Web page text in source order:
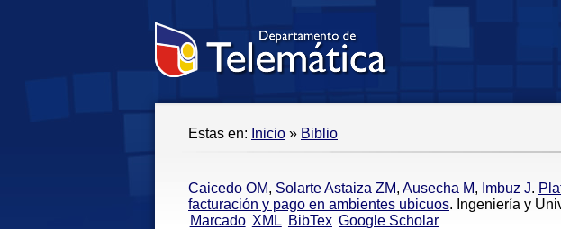
Estas en: Inicio » Biblio
Caicedo OM, Solarte Astaiza ZM, Ausecha M, Imbuz J.
facturación y pago en ambientes ubicuos. Ingeniería y
Marcado XML BibTex Google Scholar